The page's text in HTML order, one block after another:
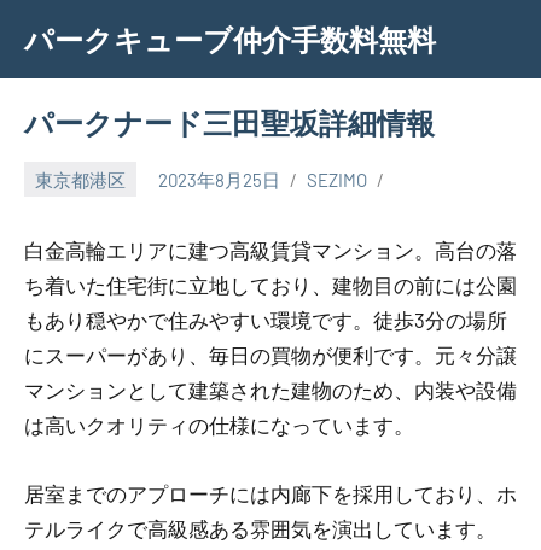
content
パークキューブ仲介手数料無料
パークナード三田聖坂詳細情報
東京都港区 2023年8月25日 SEZIMO
白金高輪エリアに建つ高級賃貸マンション。高台の落
ち着いた住宅街に立地しており、建物目の前には公園
もあり穏やかで住みやすい環境です。徒歩3分の場所
にスーパーがあり、毎日の買物が便利です。元々分譲
マンションとして建築された建物のため、内装や設備
は高いクオリティの仕様になっています。
居室までのアプローチには内廊下を採用しており、ホ
テルライクで高級感ある雰囲気を演出しています。